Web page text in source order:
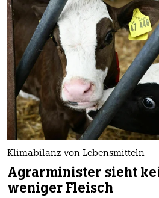
Klimabilanz von Lebensmitteln
Agrarminister sieht
weniger Fleisch